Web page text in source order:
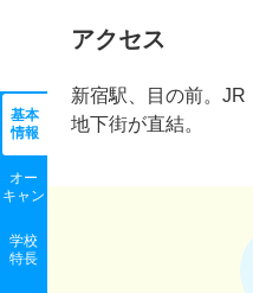
基本
情報
オー
キャン
学校
特長
アクセス
新宿駅、目の前。JR
地下街が直結。